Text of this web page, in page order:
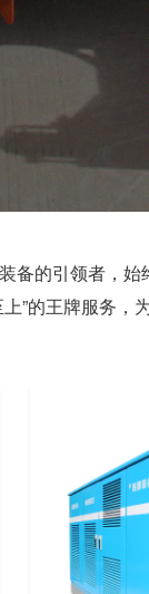
备的引领者，始
”的王牌服务，